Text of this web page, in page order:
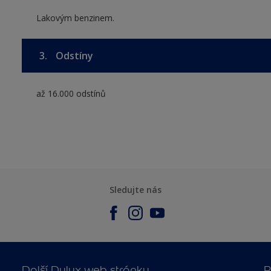
Lakovým benzinem.
3. Odstíny
až 16.000 odstínů
Sledujte nás